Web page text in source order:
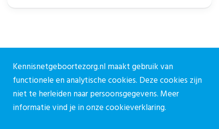
Over CPZ
Over ons
Vacatures
Kennisnetgeboortezorg.nl maakt gebruik van
functionele en analytische cookies. Deze cookies zijn
niet te herleiden naar persoonsgegevens. Meer
informatie vind je in onzecookieverklaring.